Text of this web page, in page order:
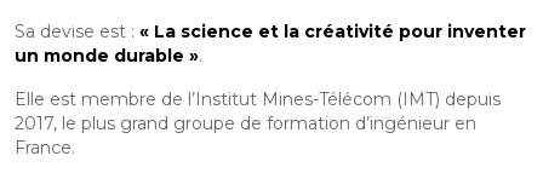
Sa devise est : « La science et la créativité pour inventer
un monde durable ».
Elle est membre de l’Institut Mines-Télécom (IMT) depuis
2017, le plus grand groupe de formation d’ingénieur en
France.